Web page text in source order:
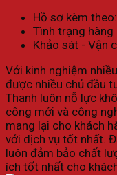
Hồ sơ kèm
Tình trạng
Khảo sát - Vận
Với kinh nghiệm
được nhiều chủ đầu
Thanh luôn nỗ lực
công mới và công
mang lại cho khách
với dịch vụ tốt nhất.
luôn đảm bảo chất
ích tốt nhất cho